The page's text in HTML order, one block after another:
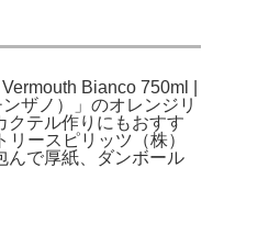
Bianco 750ml |
ザノ）」のオレンジリ
クテル作りにもおすす
ースピリッツ（株）
んで厚紙、ダンボール